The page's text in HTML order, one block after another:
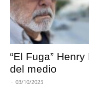
“El Fuga”
del medio
- 03/10/2025